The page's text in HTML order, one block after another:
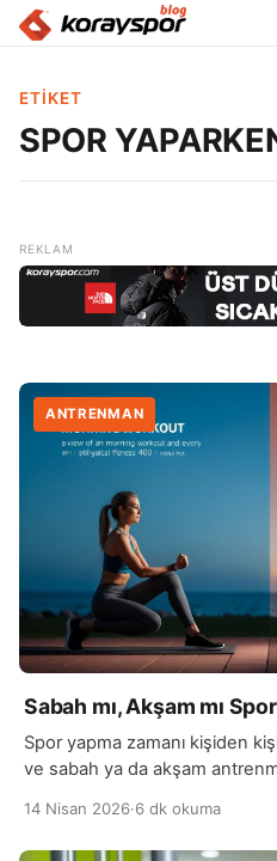
ETIKET
SPOR
ANTRENMAN
Sabah mı, Akşam mı
Spor yapma zamanı kişiden
ve sabah ya da akşam
başlamayı sağlar ve
harekete geçirir. Ayrıca sabah
14 Nisan 2026·6 dk okuma